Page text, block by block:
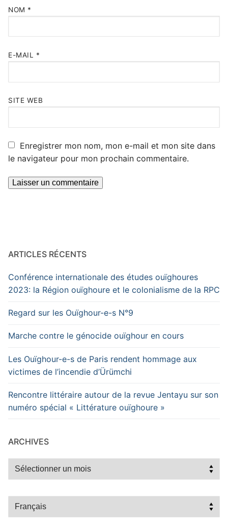
NOM *
E-MAIL *
SITE WEB
Enregistrer mon nom, mon e-mail et mon site dans
le navigateur pour mon prochain commentaire.
ARTICLES RÉCENTS
Conférence internationale des études ouïghoures
2023: la Région ouïghoure et le colonialisme de la RPC
Regard sur les Ouïghour-e-s N°9
Marche contre le génocide ouïghour en cours
Les Ouïghour-e-s de Paris rendent hommage aux
victimes de l’incendie d’Ürümchi
Rencontre littéraire autour de la revue Jentayu sur son
numéro spécial « Littérature ouïghoure »
ARCHIVES
Archives
Choisir